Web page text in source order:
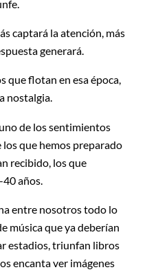
captará la atención, más
generará.
que flotan en esa época,
nostalgia.
de los sentimientos
que hemos preparado
recibido, los que
años.
entre nosotros todo lo
música que ya deberían
estadios, triunfan libros
encanta ver imágenes